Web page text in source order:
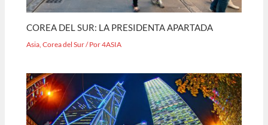
COREA DEL SUR: LA PRESIDENTA APARTADA
Asia ,Corea del Sur/ Por4ASIA